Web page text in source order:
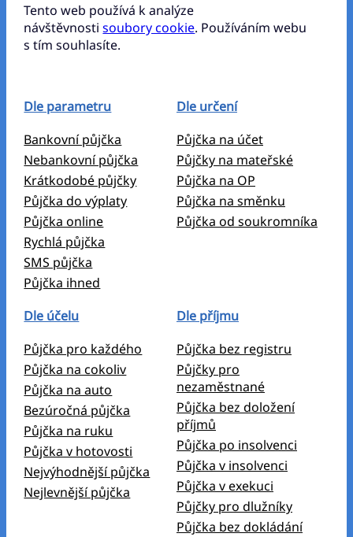
Tento web používá k analýze
návštěvnostisoubory cookie. Používáním webu
s tím souhlasíte.
Dle parametru
Bankovní půjčka
Nebankovní půjčka
Krátkodobé půjčky
Půjčka do výplaty
Půjčka online
Rychlá půjčka
SMS půjčka
Půjčka ihned
Dle určení
Půjčka na účet
Půjčky na mateřské
Půjčka na OP
Půjčka na směnku
Půjčka od soukromníka
Dle účelu
Půjčka pro každého
Půjčka na cokoliv
Půjčka na auto
Bezúročná půjčka
Půjčka na ruku
Půjčka v hotovosti
Nejvýhodnější půjčka
Nejlevnější půjčka
Dle příjmu
Půjčka bez registru
Půjčky pro
nezaměstnané
Půjčka bez doložení
příjmů
Půjčka po insolvenci
Půjčka v insolvenci
Půjčka v exekuci
Půjčky pro dlužníky
Půjčka bez dokládání